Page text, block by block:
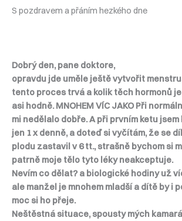
S pozdravem a přáním hezkého dne
Dobrý den, pane doktore,
opravdu jde uměle ještě vytvořit
tento proces trvá a kolik těch hormonů
asi hodně. MNOHEM VÍC JAKO Při
mi nedělalo dobře. A při prvním ketu
jen 1 x denně, a doteď si vyčítám, že se
plodu zastavil v 6 tt., strašně bychom si
patrně moje tělo tyto léky neakceptuje.
Nevím co dělat? a biologické hodiny už
ale manžel je mnohem mladší a dítě by i
moc si ho přeje.
Neštěstná situace, spousty mých